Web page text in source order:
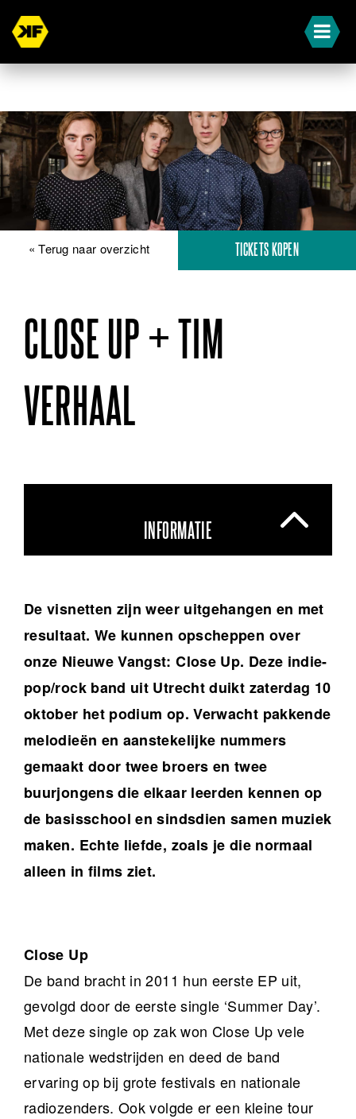
« Terug naar overzicht TICKETS KOPEN
CLOSE UP + TIM
VERHAAL
INFORMATIE
De visnetten zijn weer uitgehangen en met
resultaat. We kunnen opscheppen over
onze Nieuwe Vangst: Close Up. Deze indie-
pop/rock band uit Utrecht duikt zaterdag 10
oktober het podium op. Verwacht pakkende
melodieën en aanstekelijke nummers
gemaakt door twee broers en twee
buurjongens die elkaar leerden kennen op
de basisschool en sindsdien samen muziek
maken. Echte liefde, zoals je die normaal
alleen in films ziet.
Close Up
De band bracht in 2011 hun eerste EP uit,
gevolgd door de eerste single ‘Summer Day’.
Met deze single op zak won Close Up vele
nationale wedstrijden en deed de band
ervaring op bij grote festivals en nationale
radiozenders. Ook volgde er een kleine tour